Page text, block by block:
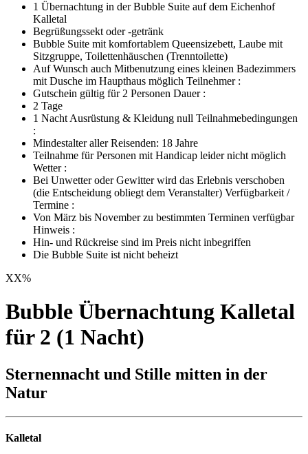
1 Übernachtung in der Bubble Suite auf dem Eichenhof
Kalletal
Begrüßungssekt oder -getränk
Bubble Suite mit komfortablem Queensizebett, Laube mit
Sitzgruppe, Toilettenhäuschen (Trenntoilette)
Auf Wunsch auch Mitbenutzung eines kleinen Badezimmers
mit Dusche im Haupthaus möglich Teilnehmer :
Gutschein gültig für 2 Personen Dauer :
2 Tage
1 Nacht Ausrüstung & Kleidung null Teilnahmebedingungen
:
Mindestalter aller Reisenden: 18 Jahre
Teilnahme für Personen mit Handicap leider nicht möglich
Wetter :
Bei Unwetter oder Gewitter wird das Erlebnis verschoben
(die Entscheidung obliegt dem Veranstalter) Verfügbarkeit /
Termine :
Von März bis November zu bestimmten Terminen verfügbar
Hinweis :
Hin- und Rückreise sind im Preis nicht inbegriffen
Die Bubble Suite ist nicht beheizt
XX%
Bubble Übernachtung Kalletal
für 2 (1 Nacht)
Sternennacht und Stille mitten in der
Natur
Kalletal